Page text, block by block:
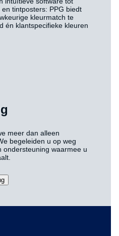
tintposters: PPG biedt
kleurmatch te
én klantspecifieke kleuren
meer dan alleen
begeleiden u op weg
ondersteuning waarmee u